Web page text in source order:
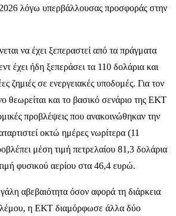
λόγω υπερβάλλουσας προσφοράς στην
να έχει ξεπεραστεί από τα πράγματα
έχει ήδη ξεπεράσει τα 110 δολάρια και
ζημιές σε ενεργειακές υποδομές. Για τον
θεωρείται και το βασικό σενάριο της ΕΚΤ
προβλέψεις που ανακοινώθηκαν την
οκτώ ημέρες νωρίτερα (11
μέση τιμή πετρελαίου 81,3 δολάρια
φυσικού αερίου στα 46,4 ευρώ.
αβεβαιότητα όσον αφορά τη διάρκεια
η ΕΚΤ διαμόρφωσε άλλα δύο